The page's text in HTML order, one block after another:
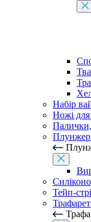
Набір
Ножі для
Тейп-